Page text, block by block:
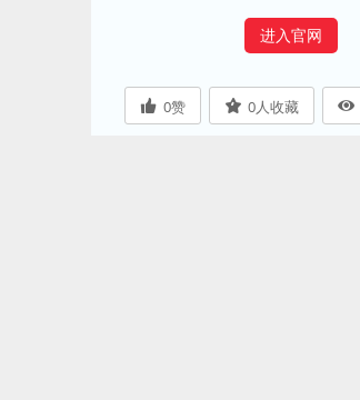
进入官网
0赞 0人收藏